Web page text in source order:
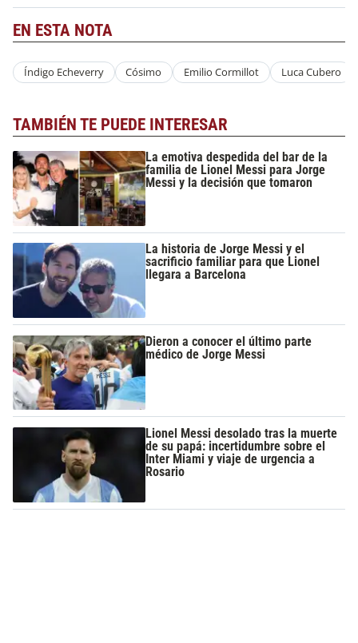
EN ESTA NOTA
Índigo Echeverry Cósimo Emilio Cormillot Luca Cubero
TAMBIÉN TE PUEDE INTERESAR
La emotiva despedida del bar de la
familia de Lionel Messi para Jorge
Messi y la decisión que tomaron
La historia de Jorge Messi y el
sacrificio familiar para que Lionel
llegara a Barcelona
Dieron a conocer el último parte
médico de Jorge Messi
Lionel Messi desolado tras la muerte
de su papá: incertidumbre sobre el
Inter Miami y viaje de urgencia a
Rosario